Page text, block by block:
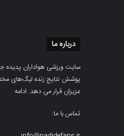
درباره ما
سایت ورزشی هواداران پدیده
پوشش نتایج زنده لیگ‌های
عزیزان قرار می دهد. ادامه
تماس با ما: